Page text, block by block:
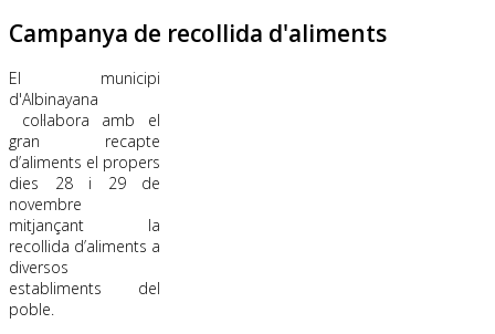
Campanya de recollida d'aliments
El municipi
d'Albinayana
col·labora amb el
gran recapte
d’aliments el propers
dies 28 i 29 de
novembre
mitjançant la
recollida d’aliments a
diversos
establiments del
poble.